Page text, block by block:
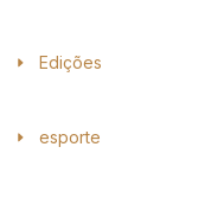
Edições
esporte